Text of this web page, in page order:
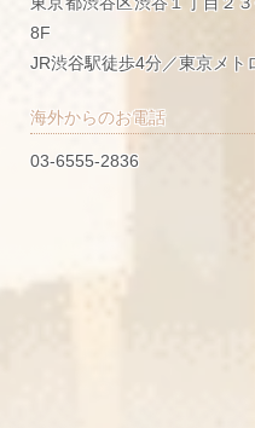
8F
JR渋谷駅徒歩4分／東京メト
海外からのお電話
03-6555-2836